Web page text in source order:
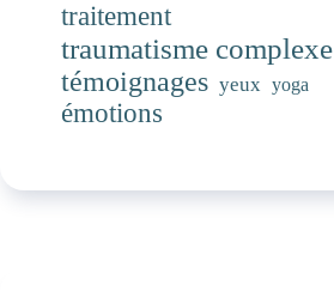
traitement
traumatisme complexe
témoignages yeux yoga
émotions